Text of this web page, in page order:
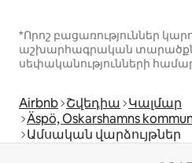
*Որոշ բացառություններ
աշխարհագրական
սեփականությունների
Airbnb Շվեդիա Կալմար
Äspö, Oskarshamns
Ամսական վարձույթներ